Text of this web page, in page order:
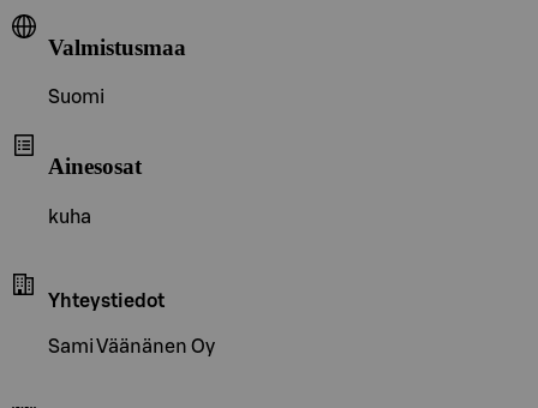
Valmistusmaa
Suomi
Ainesosat
kuha
Yhteystiedot
Sami Väänänen Oy